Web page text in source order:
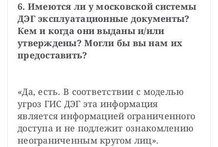
6. Имеются ли у московской системы
ДЭГ эксплуатационные документы?
Кем и когда они выданы и/или
утверждены? Могли бы вы нам их
предоставить?
«Да, есть. В соответствии с моделью
угроз ГИС ДЭГ эта информация
является информацией ограниченного
доступа и не подлежит ознакомлению
неограниченным кругом лиц».